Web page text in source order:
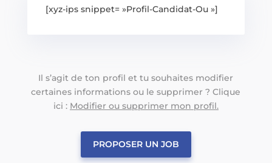
[xyz-ips snippet= »Profil-Candidat-Ou »]
Il s’agit de ton profil et tu souhaites modifier
certaines informations ou le supprimer ? Clique
ici : Modifier ou supprimer mon profil.
PROPOSER UN JOB